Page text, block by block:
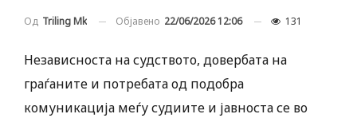
Од Triling Mk Објавено 22/06/2026 12:06 131
Независноста на судството, довербата на
граѓаните и потребата од подобра
комуникација меѓу судиите и јавноста се во